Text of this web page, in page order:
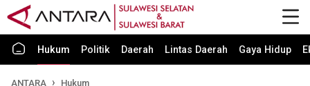
Hukum Politik Daerah Lintas Daerah Gaya Hidup
ANTARA Hukum